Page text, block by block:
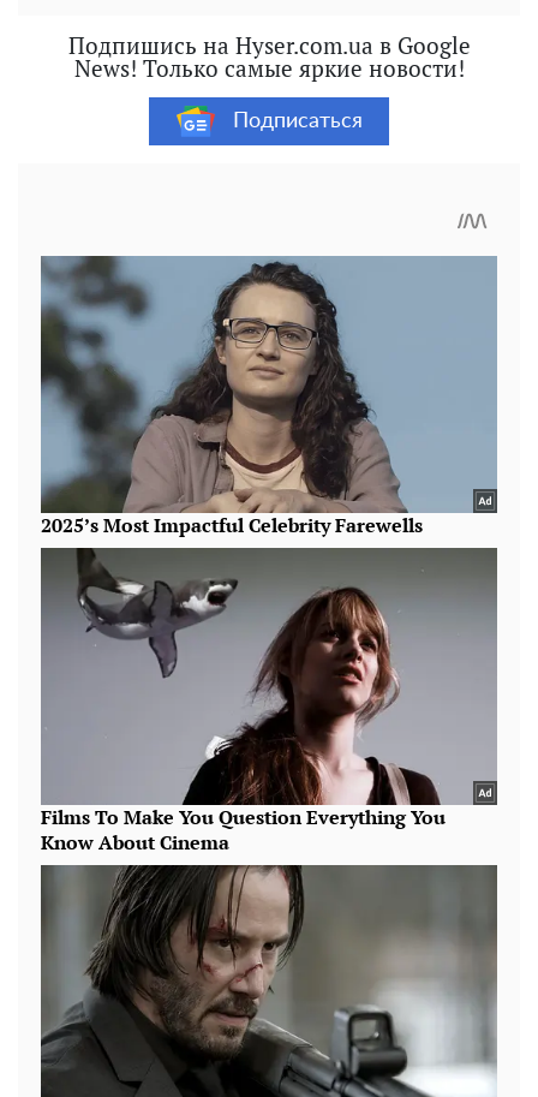
Подпишись на Hyser.com.ua в Google
News! Только самые яркие новости!
Подписаться